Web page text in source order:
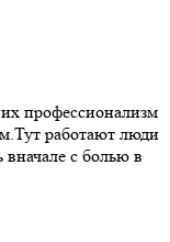
профессионализм
работают люди
с болью в